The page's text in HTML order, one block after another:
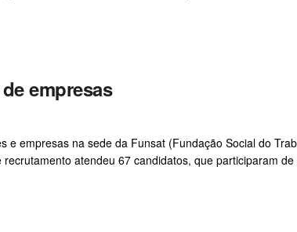
empresas
empresas na sede da Funsat (Fundação Social do
atendeu 67 candidatos, que participaram de